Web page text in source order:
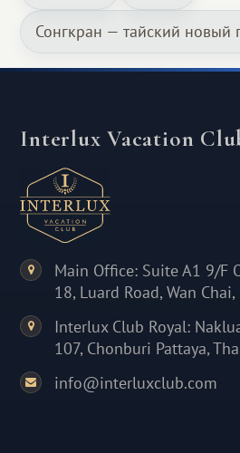
Сонгкран — тайский новый
Interlux Vacation
Main Office: Suite A1 9/F
18, Luard Road, Wan
Interlux Club Royal:
107, Chonburi Pattaya,
info@interluxclub.com